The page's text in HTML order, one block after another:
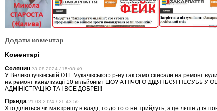
Додати коментар
Коментарі
Селянин 23.08.2024 / 15:08:49
У Великолучківській ОТГ Мукачівського р-ну так само списали на ремонт
на ремонт каналізації 10 мільйонів і ШО? А НІЧОГО ДІДЯТЬСЯ НЕСУЬЬ У
АДМІНІСТРАЦІЮ ТА І ВСЕ ДОБРЕ!!!
Правда 21.08.2024 / 21:43:50
Хто ділиться чи має кришу в владі, то до того не прийдуть, а це лише для